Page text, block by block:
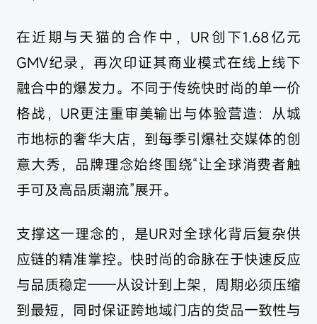
在近期与天猫的合作中，UR创下1.68亿元
GMV纪录，再次印证其商业模式在线上线下
融合中的爆发力。不同于传统快时尚的单一价
格战，UR更注重审美输出与体验营造：从城
市地标的奢华大店，到每季引爆社交媒体的创
意大秀，品牌理念始终围绕“让全球消费者触
手可及高品质潮流”展开。
支撑这一理念的，是UR对全球化背后复杂供
应链的精准掌控。快时尚的命脉在于快速反应
与品质稳定——从设计到上架，周期必须压缩
到最短，同时保证跨地域门店的货品一致性与